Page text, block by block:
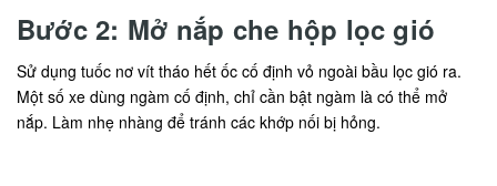
Bước 2: Mở nắp che hộp lọc gió
Sử dụng tuốc nơ vít tháo hết ốc cố định vỏ ngoài bầu lọc gió ra.
Một số xe dùng ngàm cố định, chỉ cần bật ngàm là có thể mở
nắp. Làm nhẹ nhàng để tránh các khớp nối bị hỏng.